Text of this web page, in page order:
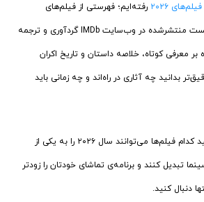
۲۰۲۶ رفته‌ایم؛ فهرستی از فیلم‌های
موردانتظاری که بر اساس لیست منتشرشده در وب‌سایت IMDb گردآوری و ترجمه
بر معرفی کوتاه، خلاصه داستان و تاریخ اکران
بدانید چه آثاری در راه‌اند و چه زمانی باید
اگر دوست دارید از حالا بدانید کدام فیلم‌ها می‌توانند سال ۲۰۲۶ را به یکی از
تبدیل کنند و برنامه‌ی تماشای خودتان را زودتر
دنبال کنید.